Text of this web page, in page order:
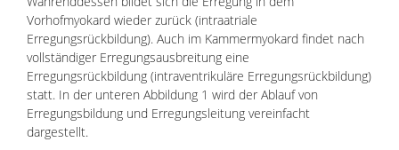
Vorhofmyokard wieder zurück (intraatriale
Erregungsrückbildung). Auch im Kammermyokard findet nach
vollständiger Erregungsausbreitung eine
Erregungsrückbildung (intraventrikuläre Erregungsrückbildung)
statt. In der unteren Abbildung 1 wird der Ablauf von
Erregungsbildung und Erregungsleitung vereinfacht
dargestellt.